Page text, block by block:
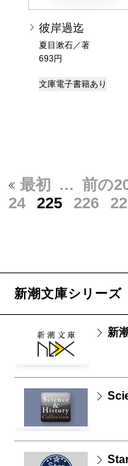
彼岸過迄
夏目漱石／著
693円
文庫電子書籍あり
最初 … 前の
24
225 226
新潮文庫シリーズ
新